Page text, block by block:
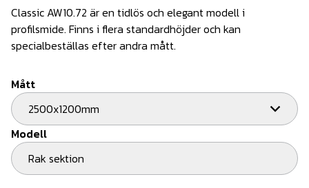
Classic AW10.72 är en tidlös och elegant modell i
profilsmide. Finns i flera standardhöjder och kan
specialbeställas efter andra mått.
Mått
2500x1200mm
Modell
Rak sektion